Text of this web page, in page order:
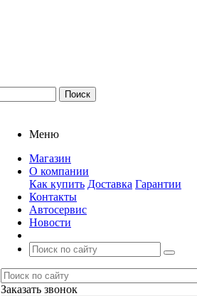
Меню
Магазин
О компании
Как купить Доставка Гарантии
Контакты
Автосервис
Новости
Заказать звонок